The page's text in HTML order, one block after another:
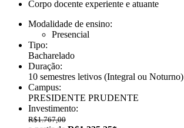
Corpo docente experiente e atuante
Modalidade de ensino:
Presencial
Tipo:
Bacharelado
Duração:
10 semestres letivos (Integral ou Noturno)
Campus:
PRESIDENTE PRUDENTE
Investimento:
R$1.767,00